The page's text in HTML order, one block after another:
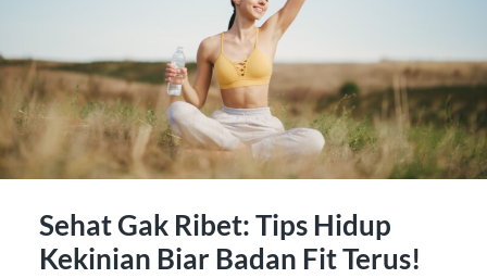
Sehat Gak Ribet: Tips Hidup
Kekinian Biar Badan Fit Terus!